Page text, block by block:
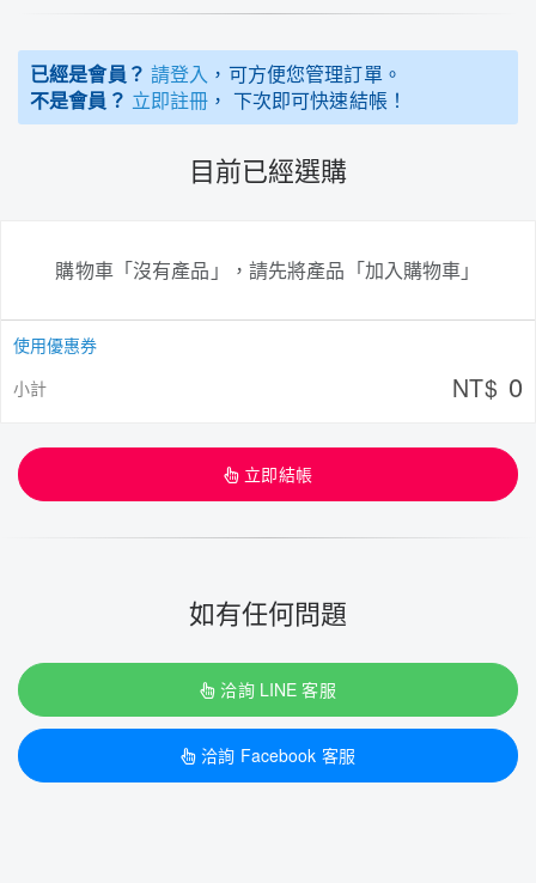
已經是會員？ 請登入 ，可方便您管理訂單。
不是會員？ 立即註冊 ， 下次即可快速結帳！
目前已經選購
購物車「沒有產品」，請先將產品「加入購物車」
使用優惠券
小計
NT$ 0
立即結帳
如有任何問題
洽詢 LINE 客服
洽詢 Facebook 客服